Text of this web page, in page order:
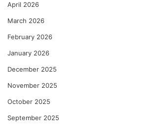
April 2026
March 2026
February 2026
January 2026
December 2025
November 2025
October 2025
September 2025